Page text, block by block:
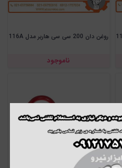
روغن دان 200 سی سی هاربر مدل 116A
ناموجود